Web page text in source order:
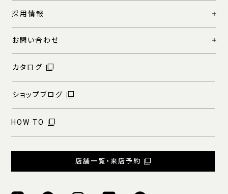
採用情報
お問い合わせ
カタログ
ショップブログ
HOW TO
店舗一覧・来店予約